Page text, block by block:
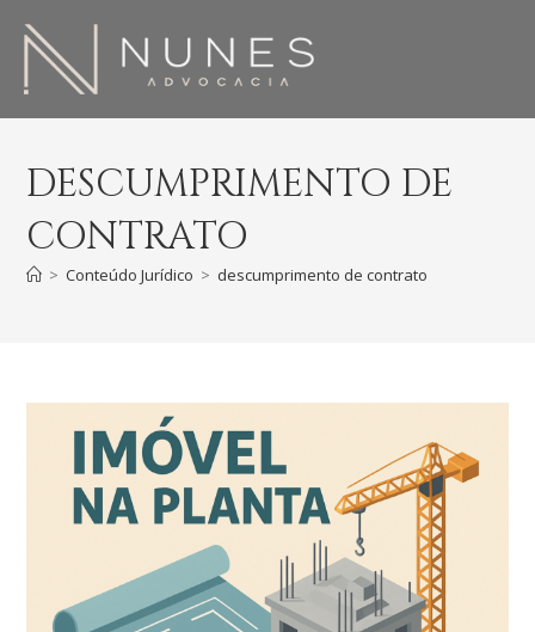
DESCUMPRIMENTO DE
CONTRATO
> Conteúdo Jurídico > descumprimento de contrato